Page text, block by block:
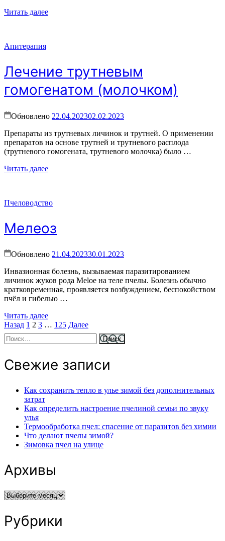
Читать далее
Апитерапия
Лечение трутневым
гомогенатом (молочком)
Обновлено 22.04.202302.02.2023
Препараты из трутневых личинок и трутней. О применении
препаратов на основе трутней и трутневого расплода
(трутневого гомогената, трутневого молочка) было …
Читать далее
Пчеловодство
Мелеоз
Обновлено 21.04.202330.01.2023
Инвазионная болезнь, вызываемая паразитированием
личинок жуков рода Meloe на теле пчелы. Болезнь обычно
кратковременная, проявляется возбуждением, беспокойством
пчёл и гибелью …
Читать далее
Пагинация
записей
Назад Страница
1 Страница
2 Страница
3 … Страница
125 Далее
Найти:
Свежие записи
Как сохранить тепло в улье зимой без дополнительных
затрат
Как определить настроение пчелиной семьи по звуку
улья
Термообработка пчел: спасение от паразитов без химии
Что делают пчелы зимой?
Зимовка пчел на улице
Архивы
Архивы
Рубрики